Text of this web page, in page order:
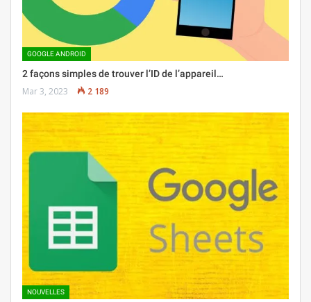
GOOGLE ANDROID
2 façons simples de trouver l’ID de l’appareil…
Mar 3, 2023 2 189
NOUVELLES